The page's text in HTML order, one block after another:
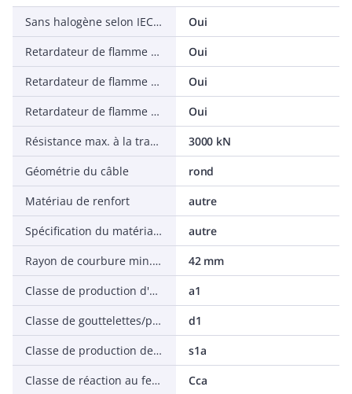
Sans halogène selon IEC 60754-1
Oui
Retardateur de flamme selon IEC 60332-3-24 (Cat C)
Oui
Retardateur de flamme selon IEC 60332-3-21 (Cat A F/R)
Oui
Retardateur de flamme selon IEC 60332-1-2
Oui
Résistance max. à la traction pendant l'installation
3000 kN
Géométrie du câble
rond
Matériau de renfort
autre
Spécification du matériau gaine externe
autre
Rayon de courbure min. admis, application stationnaire/installation permanente
42 mm
Classe de production d'acide selon EN 13501-7
a1
Classe de gouttelettes/particules enflammées selon EN 13501-6
d1
Classe de production de fumée selon EN 13501-6
s1a
Classe de réaction au feu selon EN 13501-6
Cca